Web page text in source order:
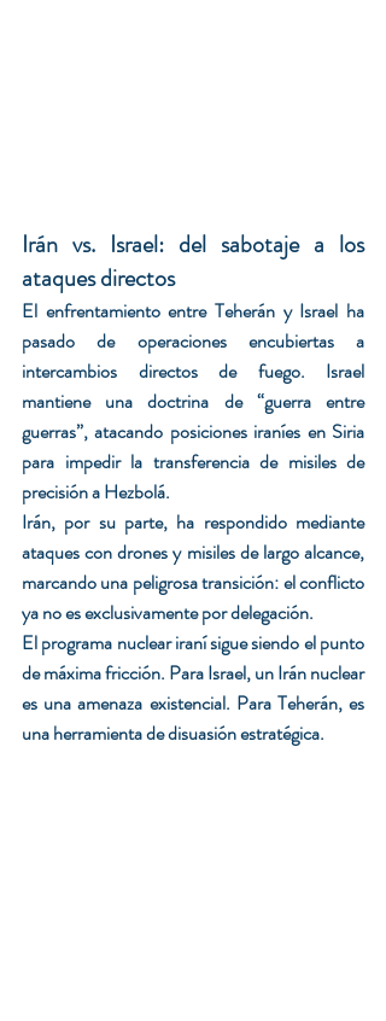
Irán vs. Israel: del sabotaje a los
ataques directos
El enfrentamiento entre Teherán y Israel ha
pasado de operaciones encubiertas a
intercambios directos de fuego. Israel
mantiene una doctrina de “guerra entre
guerras”, atacando posiciones iraníes en Siria
para impedir la transferencia de misiles de
precisión a Hezbolá.
Irán, por su parte, ha respondido mediante
ataques con drones y misiles de largo alcance,
marcando una peligrosa transición: el conflicto
ya no es exclusivamente por delegación.
El programa nuclear iraní sigue siendo el punto
de máxima fricción. Para Israel, un Irán nuclear
es una amenaza existencial. Para Teherán, es
una herramienta de disuasión estratégica.